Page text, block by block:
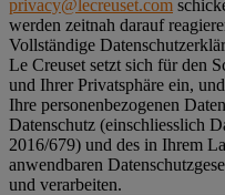
privacy@lecreuset.com
werden zeitnah darauf
Vollständige
Le Creuset setzt sich für den
und Ihrer Privatsphäre ein,
Ihre personenbezogenen
Datenschutz (einschliesslich
2016/679) und des in Ihrem
anwendbaren
und verarbeiten.